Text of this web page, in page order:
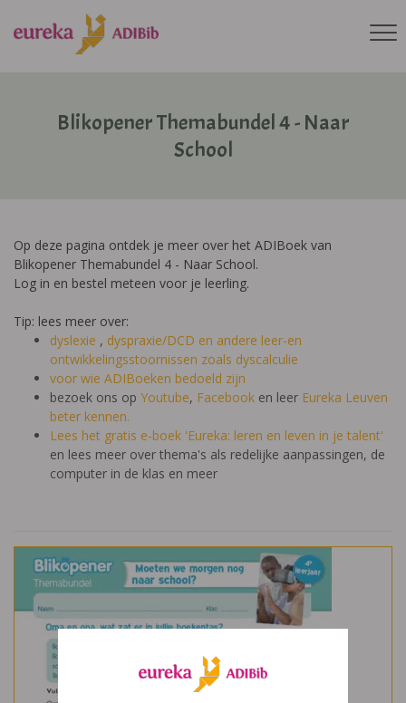
Blikopener Themabundel 4 - Naar
School
Op deze pagina ontdek je meer over het ADIBoek van
Blikopener Themabundel 4 - Naar School.
Log in en bestel meteen voor je leerling.
Tip: lees meer over:
dyslexie , dyspraxie/DCD en andere leer-en
ontwikkelingsstoornissen zoals dyscalculie
voor wie ADIBoeken bedoeld zijn
bezoek ons op Youtube, Facebook en leer Eureka Leuven
beter kennen.
Lees het gratis e-boek 'Eureka: leren en leven in je talent'
en lees meer over thema's als redelijke aanpassingen, de
computer in de klas en meer